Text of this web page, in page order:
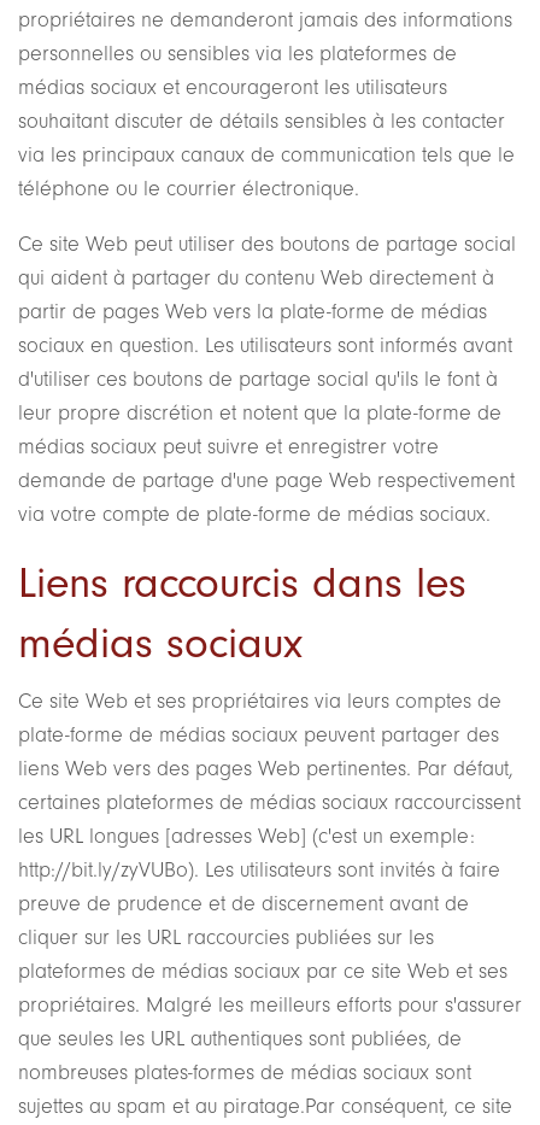
propriétaires ne demanderont jamais des informations
personnelles ou sensibles via les plateformes de
médias sociaux et encourageront les utilisateurs
souhaitant discuter de détails sensibles à les contacter
via les principaux canaux de communication tels que le
téléphone ou le courrier électronique.
Ce site Web peut utiliser des boutons de partage social
qui aident à partager du contenu Web directement à
partir de pages Web vers la plate-forme de médias
sociaux en question. Les utilisateurs sont informés avant
d'utiliser ces boutons de partage social qu'ils le font à
leur propre discrétion et notent que la plate-forme de
médias sociaux peut suivre et enregistrer votre
demande de partage d'une page Web respectivement
via votre compte de plate-forme de médias sociaux.
Liens raccourcis dans les
médias sociaux
Ce site Web et ses propriétaires via leurs comptes de
plate-forme de médias sociaux peuvent partager des
liens Web vers des pages Web pertinentes. Par défaut,
certaines plateformes de médias sociaux raccourcissent
les URL longues [adresses Web] (c'est un exemple:
http://bit.ly/zyVUBo). Les utilisateurs sont invités à faire
preuve de prudence et de discernement avant de
cliquer sur les URL raccourcies publiées sur les
plateformes de médias sociaux par ce site Web et ses
propriétaires. Malgré les meilleurs efforts pour s'assurer
que seules les URL authentiques sont publiées, de
nombreuses plates-formes de médias sociaux sont
sujettes au spam et au piratage.Par conséquent, ce site